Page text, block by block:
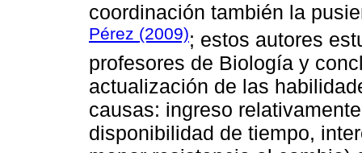
coordinación también la
Pérez (2009); estos autores
profesores de Biología y
actualización de las
causas: ingreso
disponibilidad de tiempo,